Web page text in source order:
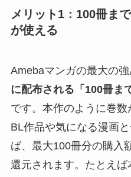
メリット1：100冊ま
が使える
Amebaマンガの最大の強
に配布される「100冊ま
です。本作のように巻
BL作品や気になる漫画
ば、最大100冊分の購入
還元されます。たとえ